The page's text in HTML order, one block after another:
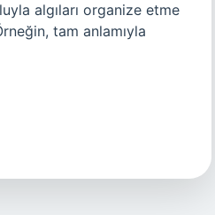
algıları organize etme
tam anlamıyla